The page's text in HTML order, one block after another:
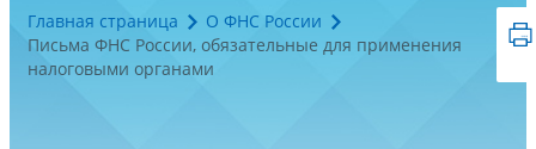
Главная страница
О ФНС России
Письма ФНС России, обязательные для применения
налоговыми органами